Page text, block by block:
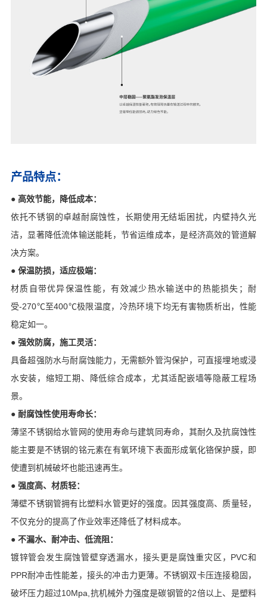
产品特点：
● 高效节能，降低成本：
依托不锈钢的卓越耐腐蚀性，长期使用无结垢困扰，内壁持久光
洁，显著降低流体输送能耗，节省运维成本，是经济高效的管道解
决方案。
● 保温防损，适应极端：
材质自带优异保温性能，有效减少热水输送中的热能损失；耐
受-270℃至400℃极限温度，冷热环境下均无有害物质析出，性能
稳定如一。
● 强效防腐，施工灵活：
具备超强防水与耐腐蚀能力，无需额外管沟保护，可直接埋地或浸
水安装，缩短工期、降低综合成本，尤其适配嵌墙等隐蔽工程场
景。
● 耐腐蚀性使用寿命长：
薄坚不锈钢给水管网的使用寿命与建筑同寿命，其耐久及抗腐蚀性
能主要是不锈钢的铭元素在有氧环境下表面形成氧化铬保护膜，即
使遭到机械破坏也能迅速再生。
● 强度高、材质轻：
薄壁不锈钢管拥有比塑料水管更好的强度。因其强度高、质量轻，
不仅充分的提高了作业效率还降低了材料成本。
● 不漏水、耐冲击、低流阻：
镀锌管会发生腐蚀管壁穿透漏水，接头更是腐蚀重灾区，PVC和
PPR耐冲击性能差，接头的冲击力更薄。不锈钢双卡压连接稳固，
破坏压力超过10Mpa,抗机械外力强度是碳钢管的2倍以上、是塑料